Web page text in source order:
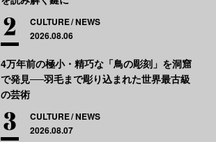
CULTURE NEWS
2026.08.06
4万年前の極小・精巧な「鳥の彫刻」を洞窟
で発見──羽毛まで彫り込まれた世界最古級
の芸術
CULTURE NEWS
2026.08.07